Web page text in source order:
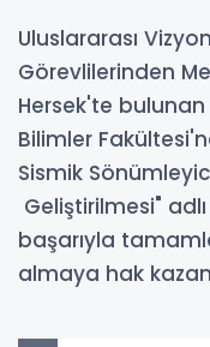
Uluslararası
Görevlilerinden
Hersek'te
Bilimler
Sismik
Geliştirilmesi"
başarıyla
almaya hak